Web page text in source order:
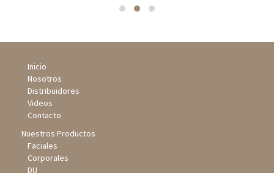
Inicio
Nosotros
Distribuidores
Videos
Contacto
Nuestros Productos
Faciales
Corporales
DU